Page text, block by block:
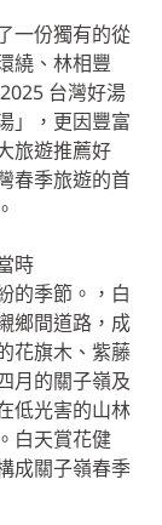
一份獨有的從
繞、林相豐
台灣好湯
」，更因豐富
旅遊推薦好
春季旅遊的首
時
的季節。，白
鄉間道路，成
花旗木、紫藤
月的關子嶺及
低光害的山林
白天賞花健
成關子嶺春季